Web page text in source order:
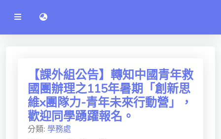
公
告
系
工程學院
資訊學院
管理學院
人文社社會學院
語言切換 language switch
【課外組公告】轉知中國青年救
國團辦理之115年暑期「創新思
維x團隊力-青年未來行動營」，
歡迎同學踴躍報名。
分類: 學務處